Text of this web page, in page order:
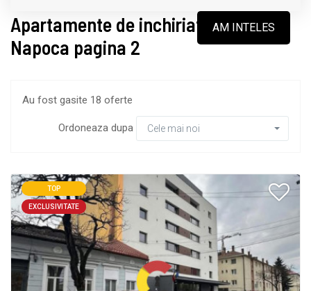
AM INTELES
Apartamente de inchiriat in Cluj-
Napoca pagina 2
Au fost gasite 18 oferte
Ordoneaza dupa Cele mai noi
TOP
EXCLUSIVITATE